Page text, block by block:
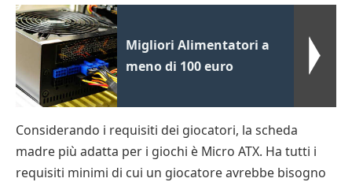
Migliori Alimentatori a
meno di 100 euro
Considerando i requisiti dei giocatori, la scheda
madre più adatta per i giochi è Micro ATX. Ha tutti i
requisiti minimi di cui un giocatore avrebbe bisogno